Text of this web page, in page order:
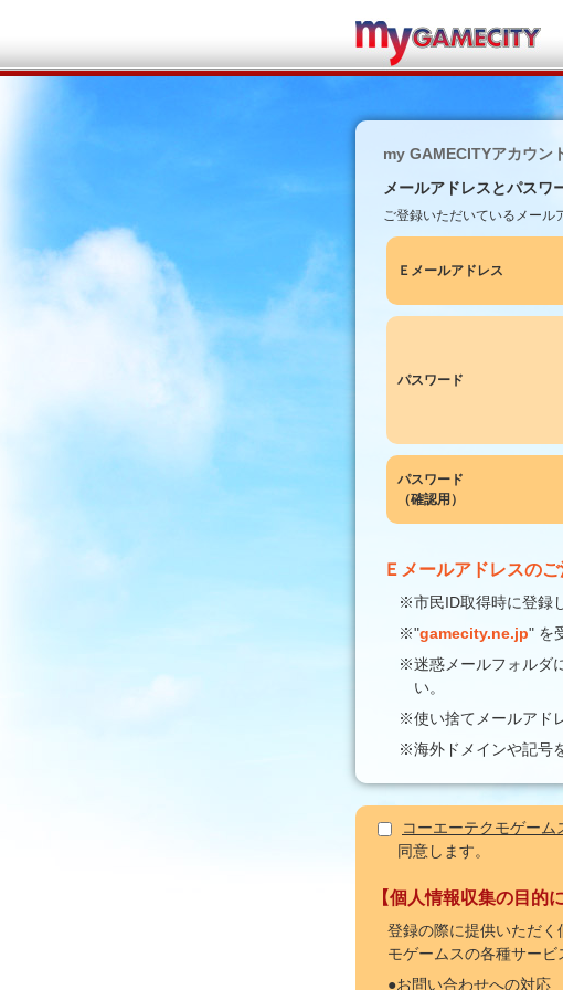
my GAMECITYアカウン
メールアドレスとパスワ
ご登録いただいているメール
Ｅメールアドレス
パスワード
パスワード
（確認用）
Ｅメールアドレスの
※市民ID取得時に登録
※"gamecity.ne.jp" を
※迷惑メールフォルダ
い。
※使い捨てメールアド
※海外ドメインや記号
コーエーテクモゲー
同意します。
【個人情報収集の目的
登録の際に提供いただ
モゲームスの各種サービ
●お問い合わせへの対応